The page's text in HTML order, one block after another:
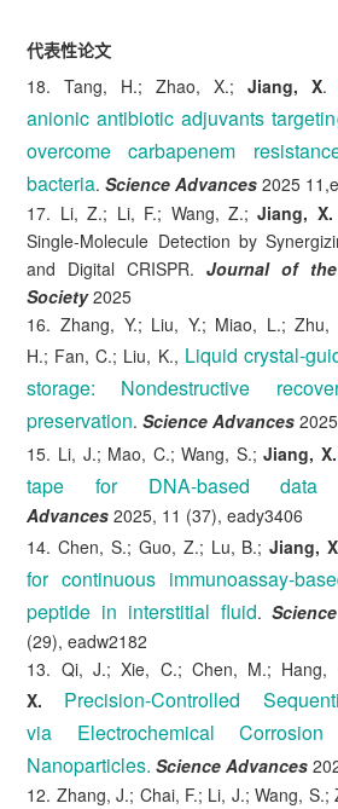
代表性论文
18. Tang, H.; Zhao, X.; Jiang, X.
anionic antibiotic adjuvants
overcome carbapenem
bacteria.Science Advances 2025
17. Li, Z.; Li, F.; Wang, Z.;Jiang, X.
Single-Molecule Detection by
and Digital CRISPR.Journal of the
Society2025
16. Zhang, Y.; Liu, Y.; Miao, L.;
H.; Fan, C.; Liu, K., Liquid crystal-
storage: Nondestructive
preservation.Science Advances
15. Li, J.; Mao, C.; Wang, S.;Jiang, X.
tape for DNA-based data
Advances2025, 11 (37), eady3406
14. Chen, S.; Guo, Z.; Lu, B.;Jiang,
for continuous immunoassay-
peptide in interstitial fluid.
(29), eadw2182
13. Qi, J.; Xie, C.; Chen, M.; Hang,
X. Precision-Controlled
via Electrochemical
Nanoparticles. Science Advances
12. Zhang, J.; Chai, F.; Li, J.; Wang, S.;